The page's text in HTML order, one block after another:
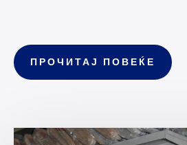
ПРОЧИТАЈ ПОВЕЌЕ